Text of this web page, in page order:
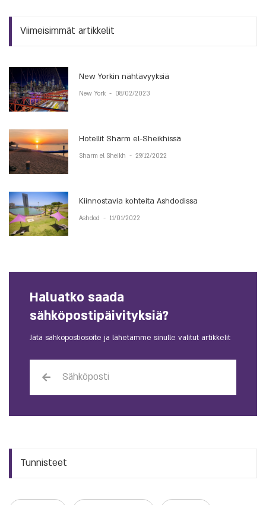
Viimeisimmät artikkelit
New Yorkin nähtävyyksiä
New York - 08/02/2023
Hotellit Sharm el-Sheikhissä
Sharm el Sheikh - 29/12/2022
Kiinnostavia kohteita Ashdodissa
Ashdod - 11/01/2022
Haluatko saada
sähköpostipäivityksiä?
Jätä sähköpostiosoite ja lähetämme sinulle valitut artikkelit
Tunnisteet